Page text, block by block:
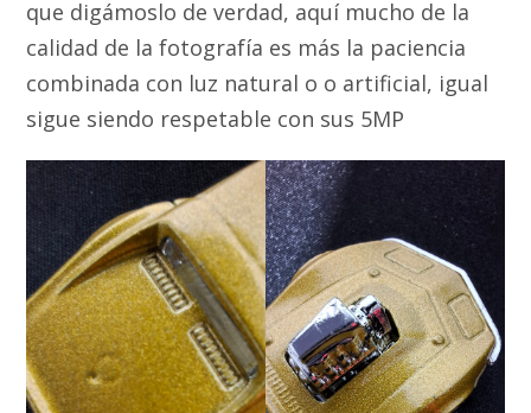
que digámoslo de verdad, aquí mucho de la
calidad de la fotografía es más la paciencia
combinada con luz natural o o artificial, igual
sigue siendo respetable con sus 5MP